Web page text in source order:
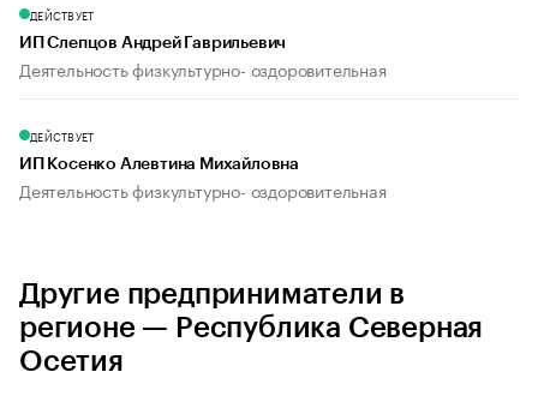
ДЕЙСТВУЕТ
ИП Слепцов Андрей Гаврильевич
Деятельность физкультурно- оздоровительная
ДЕЙСТВУЕТ
ИП Косенко Алевтина Михайловна
Деятельность физкультурно- оздоровительная
Другие предприниматели в
регионе — Республика Северная
Осетия